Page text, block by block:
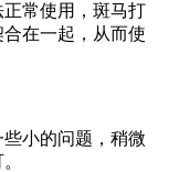
常使用，斑马打
一起，从而使
小的问题，稍微